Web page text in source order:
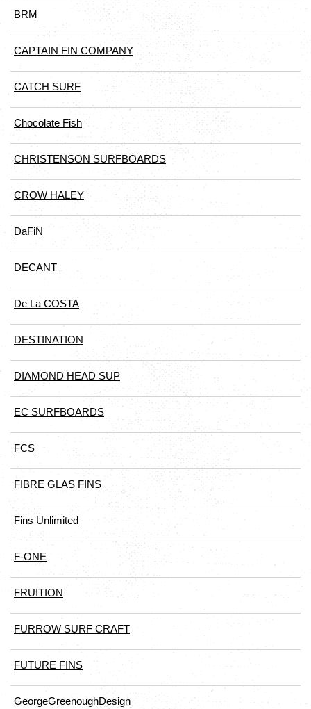
BRM
CAPTAIN FIN COMPANY
CATCH SURF
Chocolate Fish
CHRISTENSON SURFBOARDS
CROW HALEY
DaFiN
DECANT
De La COSTA
DESTINATION
DIAMOND HEAD SUP
EC SURFBOARDS
FCS
FIBRE GLAS FINS
Fins Unlimited
F-ONE
FRUITION
FURROW SURF CRAFT
FUTURE FINS
GeorgeGreenoughDesign